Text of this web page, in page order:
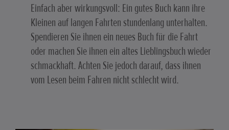
Einfach aber wirkungsvoll: Ein gutes Buch kann ihre
Kleinen auf langen Fahrten stundenlang unterhalten.
Spendieren Sie ihnen ein neues Buch für die Fahrt
oder machen Sie ihnen ein altes Lieblingsbuch wieder
schmackhaft. Achten Sie jedoch darauf, dass ihnen
vom Lesen beim Fahren nicht schlecht wird.